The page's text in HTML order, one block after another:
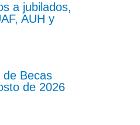
a jubilados,
AUH y
de Becas
de 2026